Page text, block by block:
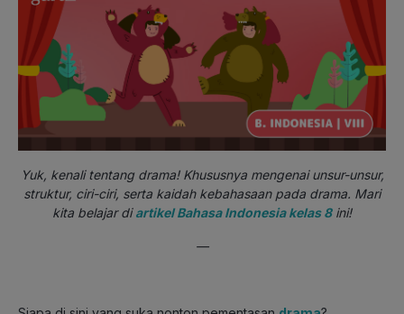
Yuk, kenali tentang drama! Khususnya mengenai unsur-unsur,
struktur, ciri-ciri, serta kaidah kebahasaan pada drama. Mari
kita belajar diartikel Bahasa Indonesia kelas 8ini!
—